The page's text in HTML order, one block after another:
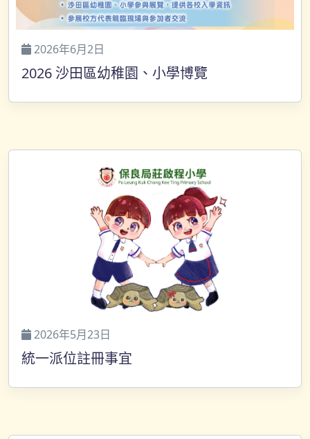
2026年6月2日
2026 沙田區幼稚園、小學博覽
2026年5月23日
統一派位註冊事宜